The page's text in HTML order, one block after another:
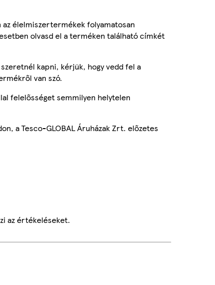
élelmiszertermékek folyamatosan
olvasd el a terméken található címkét
kapni, kérjük, hogy vedd fel a
van szó.
felelősséget semmilyen helytelen
a Tesco-GLOBAL Áruházak Zrt. előzetes
az értékeléseket.